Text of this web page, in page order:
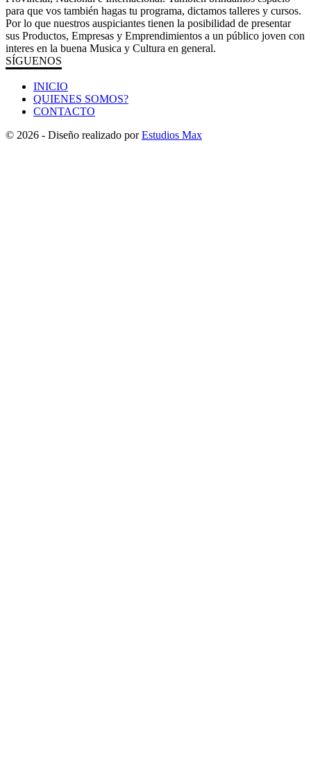
para que vos también hagas tu programa, dictamos talleres y cursos.
Por lo que nuestros auspiciantes tienen la posibilidad de presentar
sus Productos, Empresas y Emprendimientos a un público joven con
interes en la buena Musica y Cultura en general.
SÍGUENOS
INICIO
QUIENES SOMOS?
CONTACTO
© 2026 - Diseño realizado porEstudios Max